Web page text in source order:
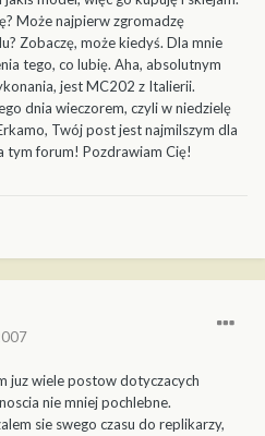
Może najpierw zgromadzę
Zobaczę, może kiedyś. Dla mnie
tego, co lubię. Aha, absolutnym
jest MC202 z Italierii.
dnia wieczorem, czyli w niedzielę
Twój post jest najmilszym dla
tym forum! Pozdrawiam Cię!
juz wiele postow dotyczacych
nie mniej pochlebne.
sie swego czasu do replikarzy,